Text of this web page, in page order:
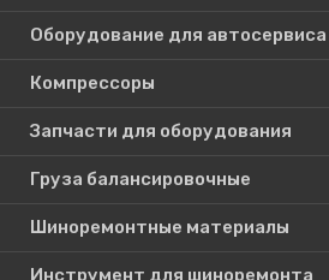
Оборудование для автосервиса
Компрессоры
Запчасти для оборудования
Груза балансировочные
Шиноремонтные материалы
Инструмент для шиноремонта
Каталог
Шиномонтажное